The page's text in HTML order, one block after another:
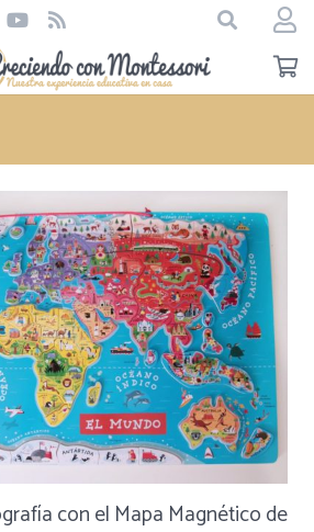
con el Mapa Magnético de